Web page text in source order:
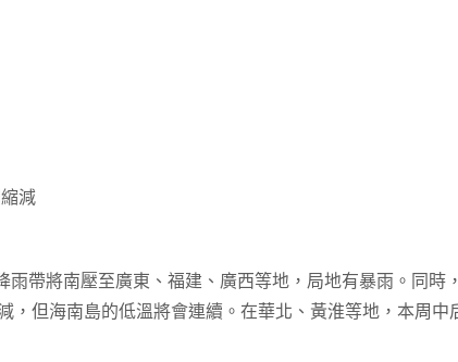
減
雨帶將南壓至廣東、福建、廣西等地，局地有暴雨。同時，
，但海南島的低溫將會連續。在華北、黃淮等地，本周中